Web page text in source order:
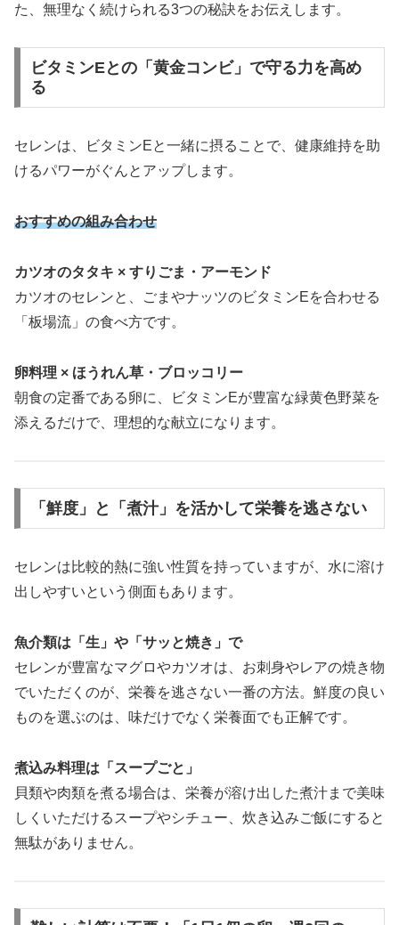
た、無理なく続けられる3つの秘訣をお伝えします。
ビタミンEとの「黄金コンビ」で守る力を高め
る
セレンは、ビタミンEと一緒に摂ることで、健康維持を助
けるパワーがぐんとアップします。
おすすめの組み合わせ
カツオのタタキ × すりごま・アーモンド
カツオのセレンと、ごまやナッツのビタミンEを合わせる
「板場流」の食べ方です。
卵料理 × ほうれん草・ブロッコリー
朝食の定番である卵に、ビタミンEが豊富な緑黄色野菜を
添えるだけで、理想的な献立になります。
「鮮度」と「煮汁」を活かして栄養を逃さない
セレンは比較的熱に強い性質を持っていますが、水に溶け
出しやすいという側面もあります。
魚介類は「生」や「サッと焼き」で
セレンが豊富なマグロやカツオは、お刺身やレアの焼き物
でいただくのが、栄養を逃さない一番の方法。鮮度の良い
ものを選ぶのは、味だけでなく栄養面でも正解です。
煮込み料理は「スープごと」
貝類や肉類を煮る場合は、栄養が溶け出した煮汁まで美味
しくいただけるスープやシチュー、炊き込みご飯にすると
無駄がありません。